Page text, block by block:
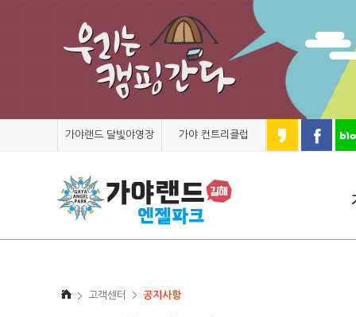
가야랜드 달빛야영장 가야 컨트리클럽
고객센터 공지사항